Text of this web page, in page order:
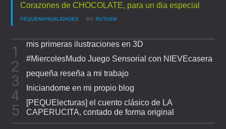
Corazones de CHOCOLATE, para un dia especial
PEQUEMANUALIDADES BY:RUTH2M
mis primeras ilustraciones en 3D
#MiercolesMudo Juego Sensorial con NIEVEcasera
pequeña reseña a mi trabajo
Iniciandome en mi propio blog
[PEQUElecturas] el cuento clásico de LA
CAPERUCITA, contado de forma original